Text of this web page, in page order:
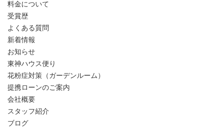
料金について
受賞歴
よくある質問
新着情報
お知らせ
東神ハウス便り
花粉症対策（ガーデンルーム）
提携ローンのご案内
会社概要
スタッフ紹介
ブログ